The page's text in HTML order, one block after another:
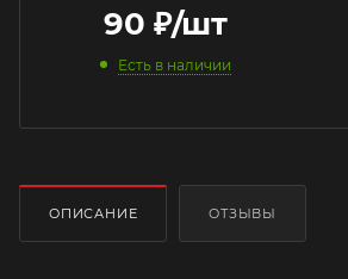
90 ₽/шт
Есть в наличии
ОПИСАНИЕ ОТЗЫВЫ